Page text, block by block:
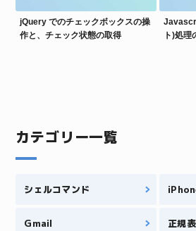
jQuery でのチェックボックスの操
作と、チェック状態の取得
ト)処
カテゴリー一覧
シェルコマンド
Gmail 正規